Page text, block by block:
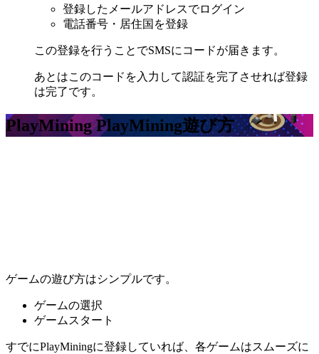
登録したメールアドレスでログイン
電話番号・居住国を登録
この登録を行うことでSMSにコードが届きます。
あとはこのコードを入力して認証を完了させれば登録
は完了です。
PlayMining PlayMining遊び方
ゲームの遊び方はシンプルです。
ゲームの選択
ゲームスタート
すでにPlayMiningに登録していれば、各ゲームはスムーズに